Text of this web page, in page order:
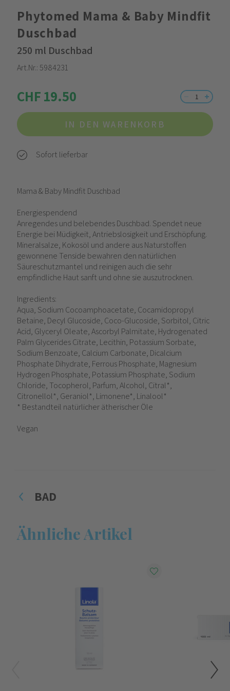
Phytomed Mama & Baby Mindfit
Duschbad
250 ml Duschbad
Art.Nr.:5984231
CHF 19.50
IN DEN WARENKORB
Sofort lieferbar
Mama & Baby Mindfit Duschbad
Energiespendend
Anregendes und belebendes Duschbad. Spendet neue
Energie bei Müdigkeit, Antriebslosigkeit und Erschöpfung.
Mineralsalze, Kokosöl und andere aus Naturstoffen
gewonnene Tenside bewahren den natürlichen
Säureschutzmantel und reinigen auch die sehr
empfindliche Haut sanft und ohne sie auszutrocknen.
Ingredients:
Aqua, Sodium Cocoamphoacetate, Cocamidopropyl
Betaine, Decyl Glucoside, Coco-Glucoside, Sorbitol, Citric
Acid, Glyceryl Oleate, Ascorbyl Palmitate, Hydrogenated
Palm Glycerides Citrate, Lecithin, Potassium Sorbate,
Sodium Benzoate, Calcium Carbonate, Dicalcium
Phosphate Dihydrate, Ferrous Phosphate, Magnesium
Hydrogen Phosphate, Potassium Phosphate, Sodium
Chloride, Tocopherol, Parfum, Alcohol, Citral*,
Citronellol*, Geraniol*, Limonene*, Linalool*
* Bestandteil natürlicher ätherischer Öle
Vegan
BAD
Ähnliche Artikel